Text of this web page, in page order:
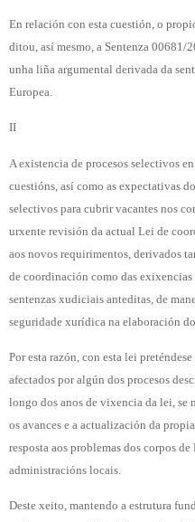
En relación con esta cuestión, o
ditou, así mesmo, a Sentenza 00681/
unha liña argumental derivada da
Europea.
II
A existencia de procesos selectivos
cuestións, así como as expectativas
selectivos para cubrir vacantes nos
urxente revisión da actual Lei de
aos novos requirimentos, derivados
de coordinación como das exixencias
sentenzas xudiciais anteditas, de
seguridade xurídica na elaboración
Por esta razón, con esta lei
afectados por algún dos procesos
longo dos anos de vixencia da lei,
os avances e a actualización da
resposta aos problemas dos corpos
administracións locais.
Deste xeito, mantendo a estrutura